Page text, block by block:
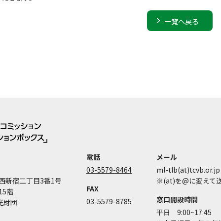
一覧へ戻る
新宿二丁目3番1号
階
財団
電話
03-5579-8464
FAX
03-5579-8785
メール
ml-tlb(at)tcvb.or.jp
※(at)を@に変えて
窓口開設時間
平日 9:00~17:45